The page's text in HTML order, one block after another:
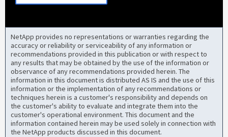
NetApp provides no representations or warranties regarding the
accuracy or reliability or serviceability of any information or
recommendations provided in this publication or with respect to
any results that may be obtained by the use of the information or
observance of any recommendations provided herein. The
information in this document is distributed AS IS and the use of this
information or the implementation of any recommendations or
techniques herein is a customer's responsibility and depends on
the customer's ability to evaluate and integrate them into the
customer's operational environment. This document and the
information contained herein may be used solely in connection with
the NetApp products discussed in this document.